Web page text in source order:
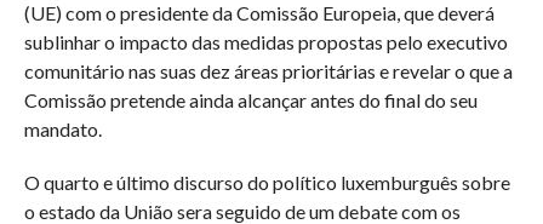
(UE) com o presidente da Comissão Europeia, que deverá
sublinhar o impacto das medidas propostas pelo executivo
comunitário nas suas dez áreas prioritárias e revelar o que a
Comissão pretende ainda alcançar antes do final do seu
mandato.
O quarto e último discurso do político luxemburguês sobre
o estado da União sera seguido de um debate com os